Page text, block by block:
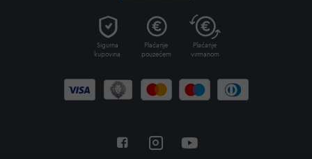
Sigurna
kupovina
Plaćanje
pouzećem
Plaćanje
virmanom